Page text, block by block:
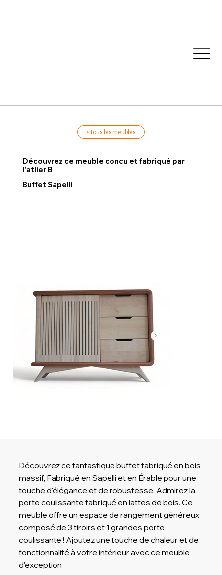
< tous les meubles
Découvrez ce meuble concu et fabriqué par
l'atlier B
Buffet Sapelli
Découvrez ce fantastique buffet fabriqué en bois
massif, Fabriqué en Sapelli et en Érable pour une
touche d'élégance et de robustesse. Admirez la
porte coulissante fabriqué en lattes de bois. Ce
meuble offre un espace de rangement généreux
composé de 3 tiroirs et 1 grandes porte
coulissante ! Ajoutez une touche de chaleur et de
fonctionnalité à votre intérieur avec ce meuble
d'exception